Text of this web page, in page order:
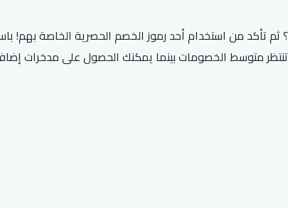
تنتظر متوسط ​​الخصومات بينما يمكنك الحصول على مدخرات